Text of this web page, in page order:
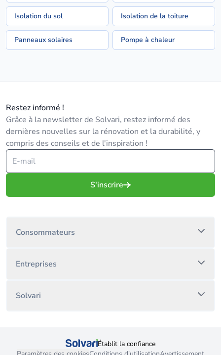
Isolation du sol Isolation de la toiture
Panneaux solaires Pompe à chaleur
Restez informé !
Grâce à la newsletter de Solvari, restez informé des
dernières nouvelles sur la rénovation et la durabilité, y
compris des conseils et de l'inspiration !
S'inscrire
Consommateurs
Entreprises
Solvari
Établit la confiance